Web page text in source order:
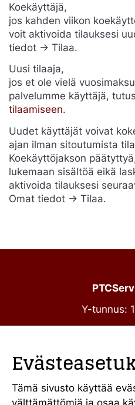
Koekäyttäjä,
jos kahden viikon
voit aktivoida tilauksesi
tiedot -> Tilaa.
Uusi tilaaja,
jos et ole vielä
palvelumme käyttäjä,
tilaamiseen.
Uudet käyttäjät voivat
ajan ilman sitoutumista
Koekäyttöjakson
lukemaan sisältöä eikä
aktivoida tilauksesi
Omat tiedot -> Tilaa.
Y-tunnus:
Vaihde
Tämä sivusto käyttää
välttämättömiä ja osaa